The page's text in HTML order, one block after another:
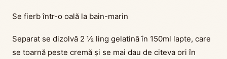
Se fierb într-o oală la bain-marin
Separat se dizolvă 2 ½ ling gelatină în 150ml lapte, care
se toarnă peste cremă și se mai dau de citeva ori în